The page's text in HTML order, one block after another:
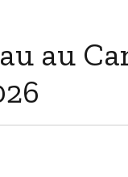
au